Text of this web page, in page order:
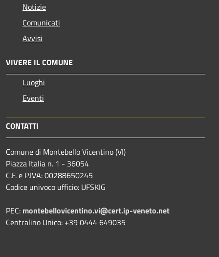
Notizie
Comunicati
Avvisi
VIVERE IL COMUNE
Luoghi
Eventi
CONTATTI
Comune di Montebello Vicentino (VI)
Piazza Italia n. 1 - 36054
C.F. e P.IVA: 00288650245
Codice univoco ufficio: UFSKIG
PEC: montebellovicentino.vi@cert.ip-veneto.net
Centralino Unico: +39 0444 649035